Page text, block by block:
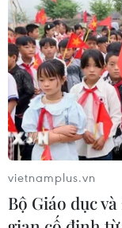
vietnamplus.vn
Bộ Giáo dục